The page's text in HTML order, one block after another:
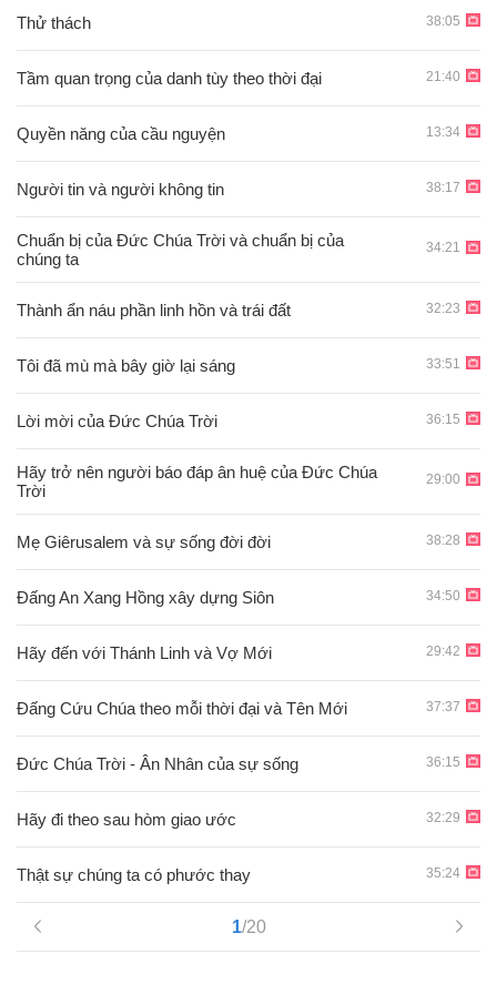
Thử thách 38:05
Tầm quan trọng của danh tùy theo thời đại 21:40
Quyền năng của cầu nguyện 13:34
Người tin và người không tin 38:17
Chuẩn bị của Đức Chúa Trời và chuẩn bị của
chúng ta
34:21
Thành ẩn náu phần linh hồn và trái đất 32:23
Tôi đã mù mà bây giờ lại sáng 33:51
Lời mời của Đức Chúa Trời 36:15
Hãy trở nên người báo đáp ân huệ của Đức Chúa
Trời
29:00
Mẹ Giêrusalem và sự sống đời đời 38:28
Đấng An Xang Hồng xây dựng Siôn 34:50
Hãy đến với Thánh Linh và Vợ Mới 29:42
Ðấng Cứu Chúa theo mỗi thời đại và Tên Mới 37:37
Đức Chúa Trời - Ân Nhân của sự sống 36:15
Hãy đi theo sau hòm giao ước 32:29
Thật sự chúng ta có phước thay 35:24
1/20